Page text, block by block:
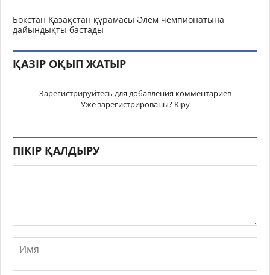
Бокстан Қазақстан құрамасы Әлем чемпионатына
дайындықты бастады
ҚАЗІР ОҚЫП ЖАТЫР
Зарегистрируйтесь для добавления комментариев
Уже зарегистрированы? Кіру
ПІКІР ҚАЛДЫРУ